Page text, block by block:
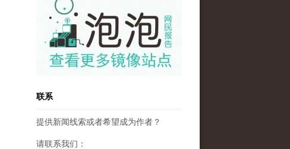
联系
提供新闻线索或者希望成为作者？
请联系我们：